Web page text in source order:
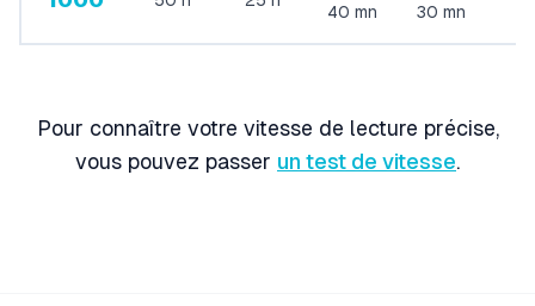
40 mn
30 mn
Pour connaître votre vitesse de lecture précise,
vous pouvez passer un test de vitesse.